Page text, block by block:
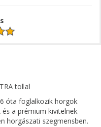
tollal
óta foglalkozik horgok
a prémium kivitelnek
horgászati szegmensben.